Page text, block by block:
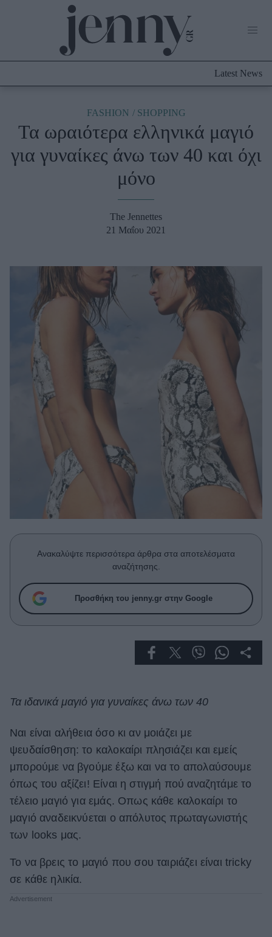
Culture
Fashion
Shopping
Beauty - Ομορφιά
Μαλλιά - Νύχια
Μακιγιάζ
Beauty News
Well being
Ψυχολογία
Υγεία + Διατροφή
Σχέσεις & Σεξ
Parenting
Working Girl
Real Women
Πρόσωπα
Celebrities
True Stories
Ask the Guru
Success Stories
Living
Deco
Cooking
Αφιερώματα
ΒΟΞ
Χωρίς Ταμπέλες
Latest News
FASHION SHOPPING
Τα ωραιότερα ελληνικά μαγιό
για γυναίκες άνω των 40 και όχι
μόνο
The Jennettes
21 Μαΐου 2021
Ανακαλύψτε περισσότερα άρθρα στα αποτελέσματα
αναζήτησης.
Προσθήκη του jenny.gr στην Google
Τα ιδανικά μαγιό για γυναίκες άνω των 40
Ναι είναι αλήθεια όσο κι αν μοιάζει με
ψευδαίσθηση: το καλοκαίρι πλησιάζει και εμείς
μπορούμε να βγούμε έξω και να το απολαύσουμε
όπως του αξίζει! Είναι η στιγμή πού αναζητάμε το
τέλειο μαγιό για εμάς. Οπως κάθε καλοκαίρι το
μαγιό αναδεικνύεται ο απόλυτος πρωταγωνιστής
των looks μας.
Το να βρεις το μαγιό που σου ταιριάζει είναι tricky
σε κάθε ηλικία.